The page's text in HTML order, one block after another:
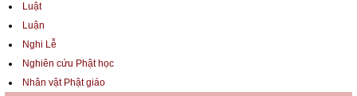
Luật
Luận
Nghi Lễ
Nghiên cứu Phật học
Nhân vật Phật giáo